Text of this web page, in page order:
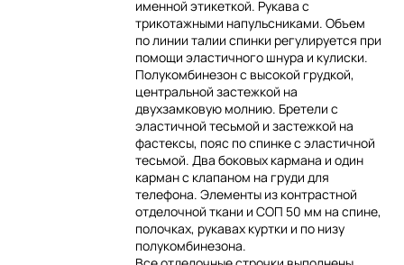
именной этикеткой. Рукава с
трикотажными напульсниками. Объем
по линии талии спинки регулируется при
помощи эластичного шнура и кулиски.
Полукомбинезон с высокой грудкой,
центральной застежкой на
двухзамковую молнию. Бретели с
эластичной тесьмой и застежкой на
фастексы, пояс по спинке с эластичной
тесьмой. Два боковых кармана и один
карман с клапаном на груди для
телефона. Элементы из контрастной
отделочной ткани и СОП 50 мм на спине,
полочках, рукавах куртки и по низу
полукомбинезона.